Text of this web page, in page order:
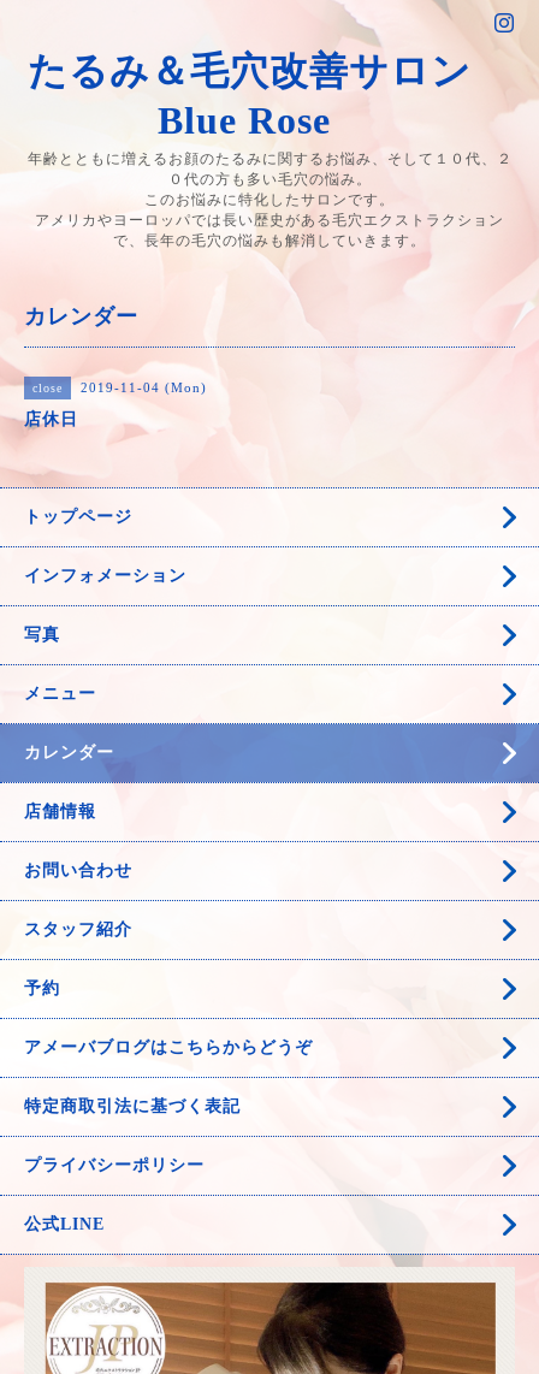
たるみ＆毛穴改善サロン
Blue Rose
年齢とともに増えるお顔のたるみに関するお悩み、そして１０代、２
０代の方も多い毛穴の悩み。
このお悩みに特化したサロンです。
アメリカやヨーロッパでは長い歴史がある毛穴エクストラクション
で、長年の毛穴の悩みも解消していきます。
カレンダー
close 2019-11-04 (Mon)
店休日
トップページ
インフォメーション
写真
メニュー
カレンダー
店舗情報
お問い合わせ
スタッフ紹介
予約
アメーバブログはこちらからどうぞ
特定商取引法に基づく表記
プライバシーポリシー
公式LINE